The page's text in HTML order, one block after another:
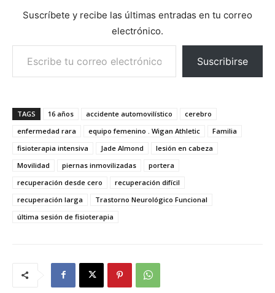
Suscríbete y recibe las últimas entradas en tu correo
electrónico.
Escribe tu correo electrónico…
Suscribirse
TAGS 16 años accidente automovilístico
cerebro
enfermedad rara
equipo femenino . Wigan Athletic
Familia
fisioterapia intensiva
Jade Almond
lesión en cabeza
Movilidad
piernas inmovilizadas
portera
recuperación desde cero
recuperación difícil
recuperación larga
Trastorno Neurológico Funcional
última sesión de fisioterapia